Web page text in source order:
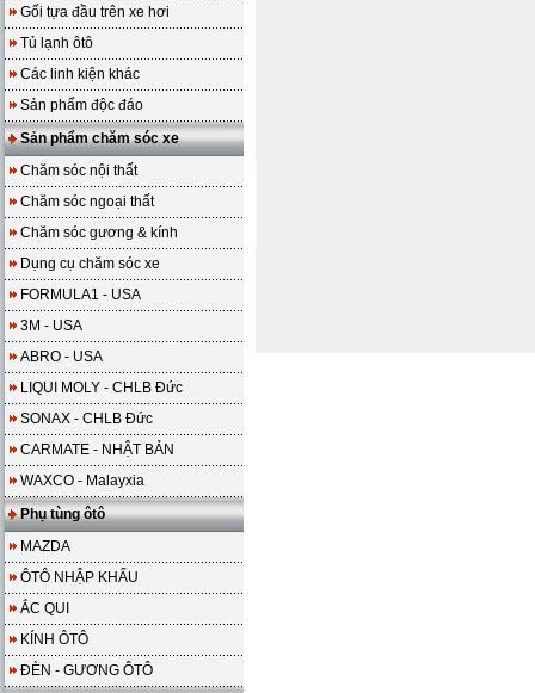
Gối tựa đầu trên xe hơi
Tủ lạnh ôtô
Các linh kiện khác
Sản phẩm độc đáo
Sản phẩm chăm sóc xe
Chăm sóc nội thất
Chăm sóc ngoại thất
Chăm sóc gương & kính
Dụng cụ chăm sóc xe
FORMULA1 - USA
3M - USA
ABRO - USA
LIQUI MOLY - CHLB Đức
SONAX - CHLB Đức
CARMATE - NHẬT BẢN
WAXCO - Malayxia
Phụ tùng ôtô
MAZDA
ÔTÔ NHẬP KHẨU
ẮC QUI
KÍNH ÔTÔ
ĐÈN - GƯƠNG ÔTÔ